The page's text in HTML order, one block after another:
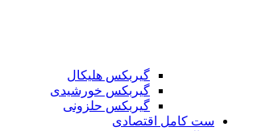
گیربکس هلیکال
گیربکس خورشیدی
گیربکس حلزونی
ست کامل اقتصادی